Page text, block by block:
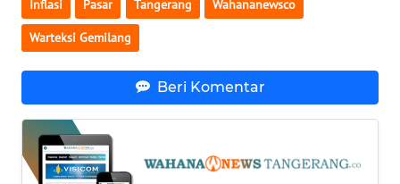
Inflasi Pasar Tangerang Wahananewsco
Warteksi Gemilang
Beri Komentar
WN
JOGJA
WN
WN
BALI